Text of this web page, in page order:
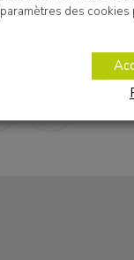
paramètres des